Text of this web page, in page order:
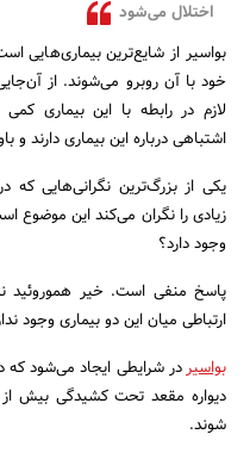
اختلال می‌شود
بواسیر از شایع‌ترین بیماری‌هایی
خود با آن روبرو می‌شوند. از
لازم در رابطه با این بیماری
اشتباهی درباره این بیماری دارند و
یکی از بزرگ‌ترین نگرانی‌هایی که
زیادی را نگران می‌کند این موضوع
وجود دارد؟
پاسخ منفی است. خیر هموروئید
ارتباطی میان این دو بیماری وجود
بواسیردر شرایطی ایجاد می‌شود که
دیواره مقعد تحت کشیدگی بیش از
شوند.